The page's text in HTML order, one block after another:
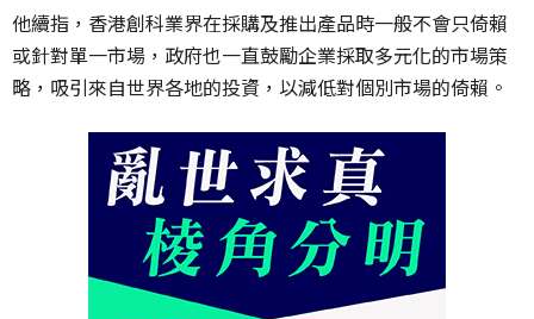
他續指，香港創科業界在採購及推出產品時一般不會只倚賴
或針對單一市場，政府也一直鼓勵企業採取多元化的市場策
略，吸引來自世界各地的投資，以減低對個別市場的倚賴。